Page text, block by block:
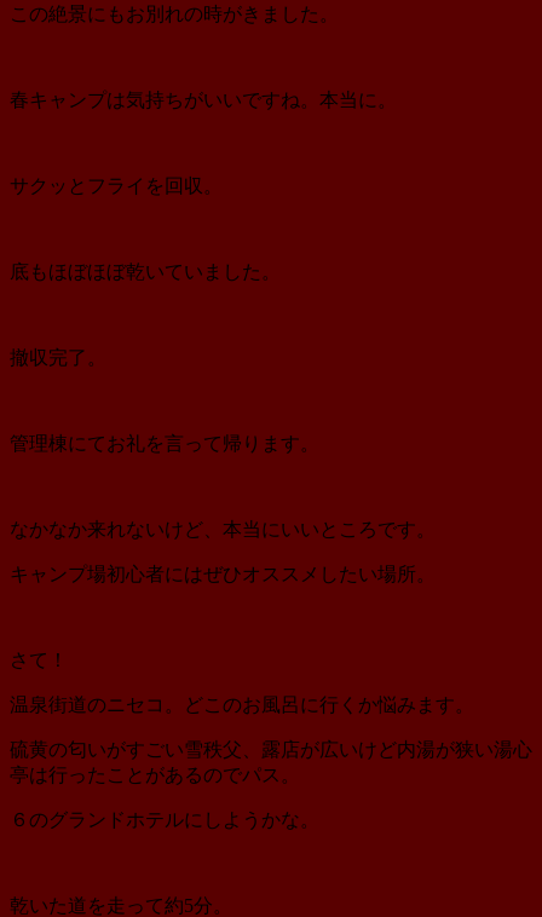
この絶景にもお別れの時がきました。
春キャンプは気持ちがいいですね。本当に。
サクッとフライを回収。
底もほぼほぼ乾いていました。
撤収完了。
管理棟にてお礼を言って帰ります。
なかなか来れないけど、本当にいいところです。
キャンプ場初心者にはぜひオススメしたい場所。
さて！
温泉街道のニセコ。どこのお風呂に行くか悩みます。
硫黄の匂いがすごい雪秩父、露店が広いけど内湯が狭い湯心
亭は行ったことがあるのでパス。
６のグランドホテルにしようかな。
乾いた道を走って約5分。